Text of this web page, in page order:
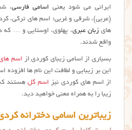
ایرانی می شود یعنی اسامی فارسی،
(عربی)، شرقی و غربی؛ اسم های ترکی،
هایزبان عبری، پهلوی، اوستایی و … که
واقع شدند.
بسیاری از اسامی زیبای کوردی از اسم
این بر زیبایی و لطافت این نام ها افزوده
از اسم های كوردی نیز اسم گلهستند
زیبا را به همراه معنی خواهید دید.
زیباترین اسامی دخترانه